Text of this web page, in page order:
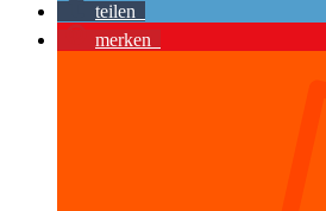
teilen
merken